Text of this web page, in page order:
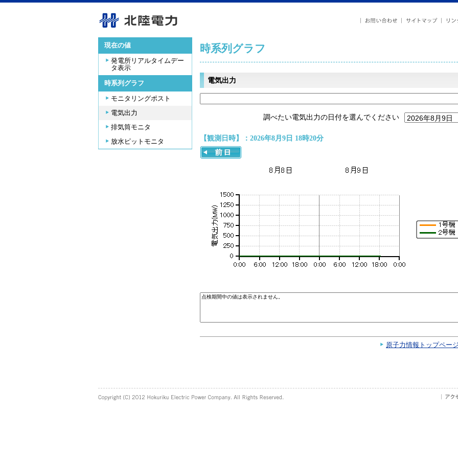
現在の値
発電所リアルタイムデー
タ表示
時系列グラフ
モニタリングポスト
電気出力
排気筒モニタ
放水ピットモニタ
時系列グラフ
電気出力
調べたい電気出力の日付を選んでください
【観測日時】：2026年8月9日 18時20分
原子力情報トップペー